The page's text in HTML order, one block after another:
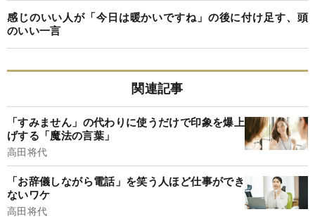
感じのいい人が「今日は暖かいですね」の後に付け足す、頭
のいい一言
関連記事
「すみません」の代わりに使うだけで印象を爆上
げする「魔法の言葉」
高田将代
「お辞儀しながら電話」を笑う人ほど仕事ができ
ないワケ
高田将代